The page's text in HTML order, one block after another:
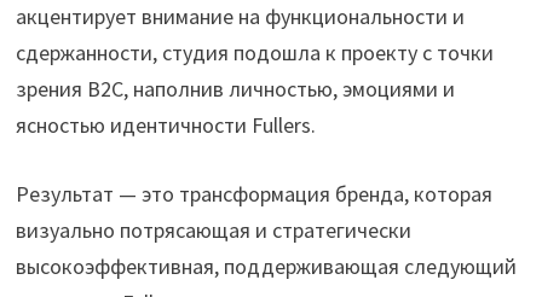
акцентирует внимание на функциональности и
сдержанности, студия подошла к проекту с точки
зрения B2C, наполнив личностью, эмоциями и
ясностью идентичности Fullers.
Результат — это трансформация бренда, которая
визуально потрясающая и стратегически
высокоэффективная, поддерживающая следующий